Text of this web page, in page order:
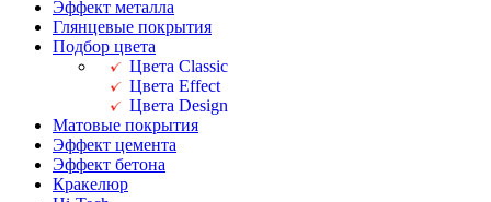
Эффект металла
Глянцевые покрытия
Подбор цвета
Цвета Classic
Цвета Effect
Цвета Design
Матовые покрытия
Эффект цемента
Эффект бетона
Кракелюр